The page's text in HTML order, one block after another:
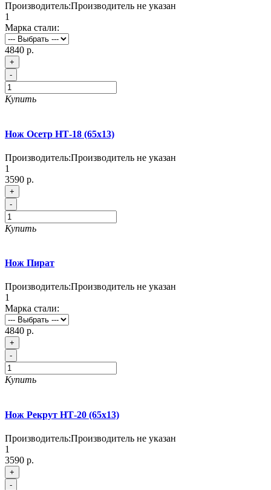
Производитель:Производитель не указан
1
Марка стали:
4840 р.
+
-
Купить
Нож Осетр НТ-18 (65х13)
Производитель:Производитель не указан
1
3590 р.
+
-
Купить
Нож Пират
Производитель:Производитель не указан
1
Марка стали:
4840 р.
+
-
Купить
Нож Рекрут НТ-20 (65х13)
Производитель:Производитель не указан
1
3590 р.
+
-